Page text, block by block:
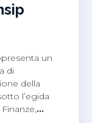
un
di
della
l’egida
…